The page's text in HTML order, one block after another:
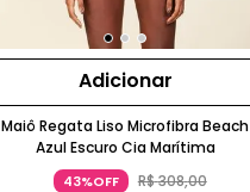
Adicionar
Maiô Regata Liso Microfibra Beach
Azul Escuro Cia Marítima
43%OFF R$308,00